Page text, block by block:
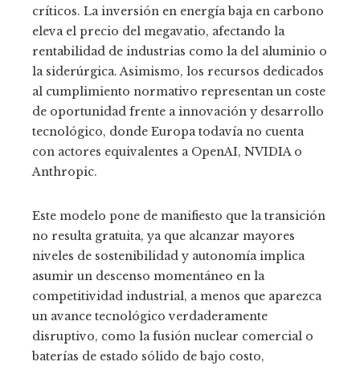
críticos. La inversión en energía baja en carbono
eleva el precio del megavatio, afectando la
rentabilidad de industrias como la del aluminio o
la siderúrgica. Asimismo, los recursos dedicados
al cumplimiento normativo representan un coste
de oportunidad frente a innovación y desarrollo
tecnológico, donde Europa todavía no cuenta
con actores equivalentes a OpenAI, NVIDIA o
Anthropic.
Este modelo pone de manifiesto que la transición
no resulta gratuita, ya que alcanzar mayores
niveles de sostenibilidad y autonomía implica
asumir un descenso momentáneo en la
competitividad industrial, a menos que aparezca
un avance tecnológico verdaderamente
disruptivo, como la fusión nuclear comercial o
baterías de estado sólido de bajo costo,